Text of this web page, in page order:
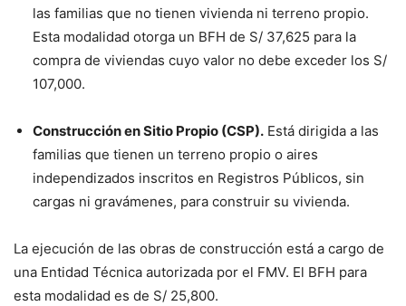
las familias que no tienen vivienda ni terreno propio.
Esta modalidad otorga un BFH de S/ 37,625 para la
compra de viviendas cuyo valor no debe exceder los S/
107,000.
Construcción en Sitio Propio (CSP). Está dirigida a las
familias que tienen un terreno propio o aires
independizados inscritos en Registros Públicos, sin
cargas ni gravámenes, para construir su vivienda.
La ejecución de las obras de construcción está a cargo de
una Entidad Técnica autorizada por el FMV. El BFH para
esta modalidad es de S/ 25,800.